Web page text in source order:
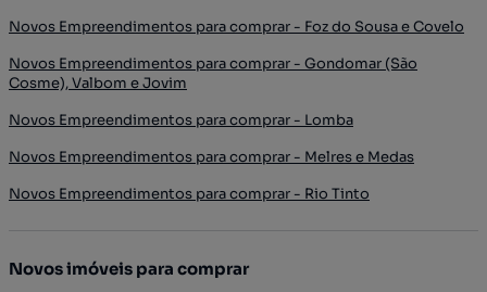
Novos Empreendimentos para comprar - Foz do Sousa e Covelo
Novos Empreendimentos para comprar - Gondomar (São
Cosme), Valbom e Jovim
Novos Empreendimentos para comprar - Lomba
Novos Empreendimentos para comprar - Melres e Medas
Novos Empreendimentos para comprar - Rio Tinto
Novos imóveis para comprar